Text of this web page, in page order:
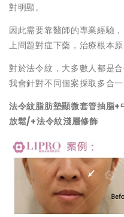
對明顯。
因此需要靠醫師的專業經驗
上問題對症下藥，治療根本
對於法令紋，大多數人都是
我會針對不同個案採取多合一
法令紋脂肪墊顯微套管抽脂+
放鬆/+法令紋淺層修飾